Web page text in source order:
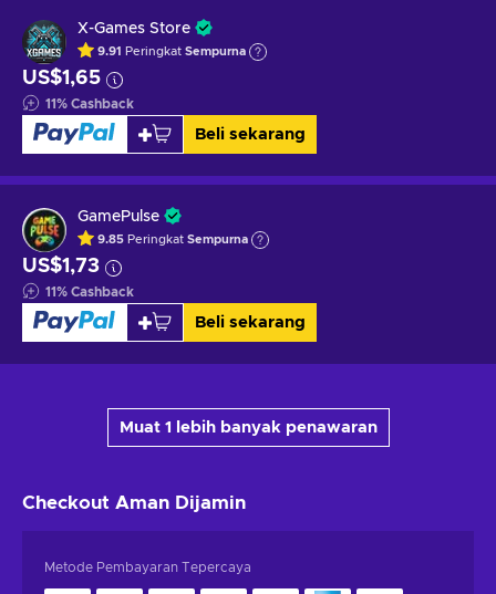
X-Games Store
9.91 Peringkat Sempurna
US$1,65
11% Cashback
Beli sekarang
GamePulse
9.85 Peringkat Sempurna
US$1,73
11% Cashback
Beli sekarang
Muat 1 lebih banyak penawaran
Checkout Aman Dijamin
Metode Pembayaran Tepercaya